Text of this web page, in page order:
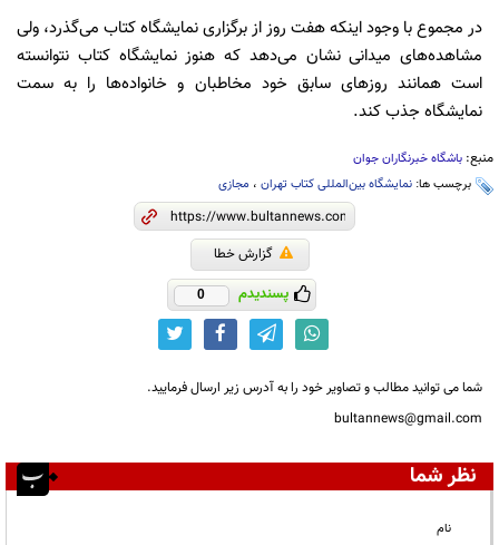
در مجموع با وجود اینکه هفت روز از برگزاری نمایشگاه کتاب می‌گذرد، ولی
مشاهده‌های میدانی نشان می‌دهد که هنوز نمایشگاه کتاب نتوانسته
است همانند روز‌های سابق خود مخاطبان و خانواده‌ها را به سمت
نمایشگاه جذب کند.
منبع: باشگاه خبرنگاران جوان
برچسب ها: نمایشگاه بین‌المللی کتاب تهران ، مجازی
گزارش خطا
پسندیدم 0
شما می توانید مطالب و تصاویر خود را به آدرس زیر ارسال فرمایید.
bultannews@gmail.com
نظر شما
نام